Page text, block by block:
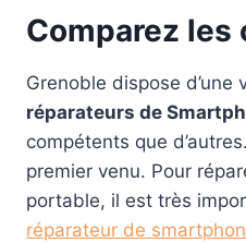
Comparez les
Grenoble dispose d’une
réparateurs de
compétents que
premier venu. Pour
portable, il est très
réparateur de